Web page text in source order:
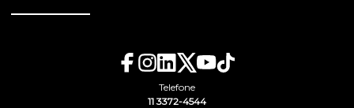
Telefone
11 3372-4544